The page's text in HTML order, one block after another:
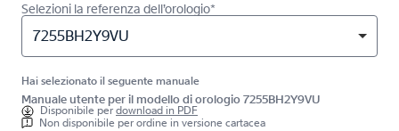
Selezioni la referenza dell’orologio*
7255BH2Y9VU
Hai selezionato il seguente manuale
Manuale utente per il modello di orologio 7255BH2Y9VU
Disponibile perdownload in PDF
Non disponibile per ordine in versione cartacea